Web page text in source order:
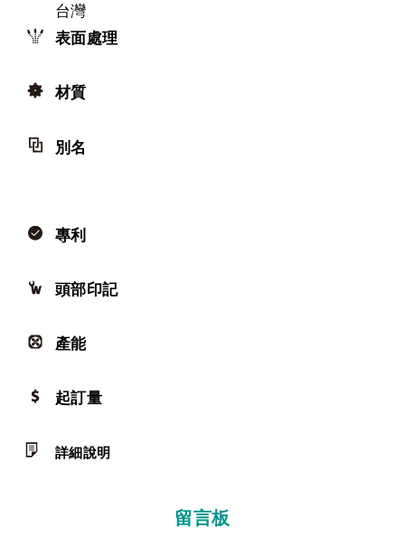
台灣
表面處理
材質
別名
專利
頭部印記
產能
起訂量
詳細說明
留言板